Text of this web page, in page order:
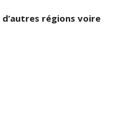
d’autres régions voire